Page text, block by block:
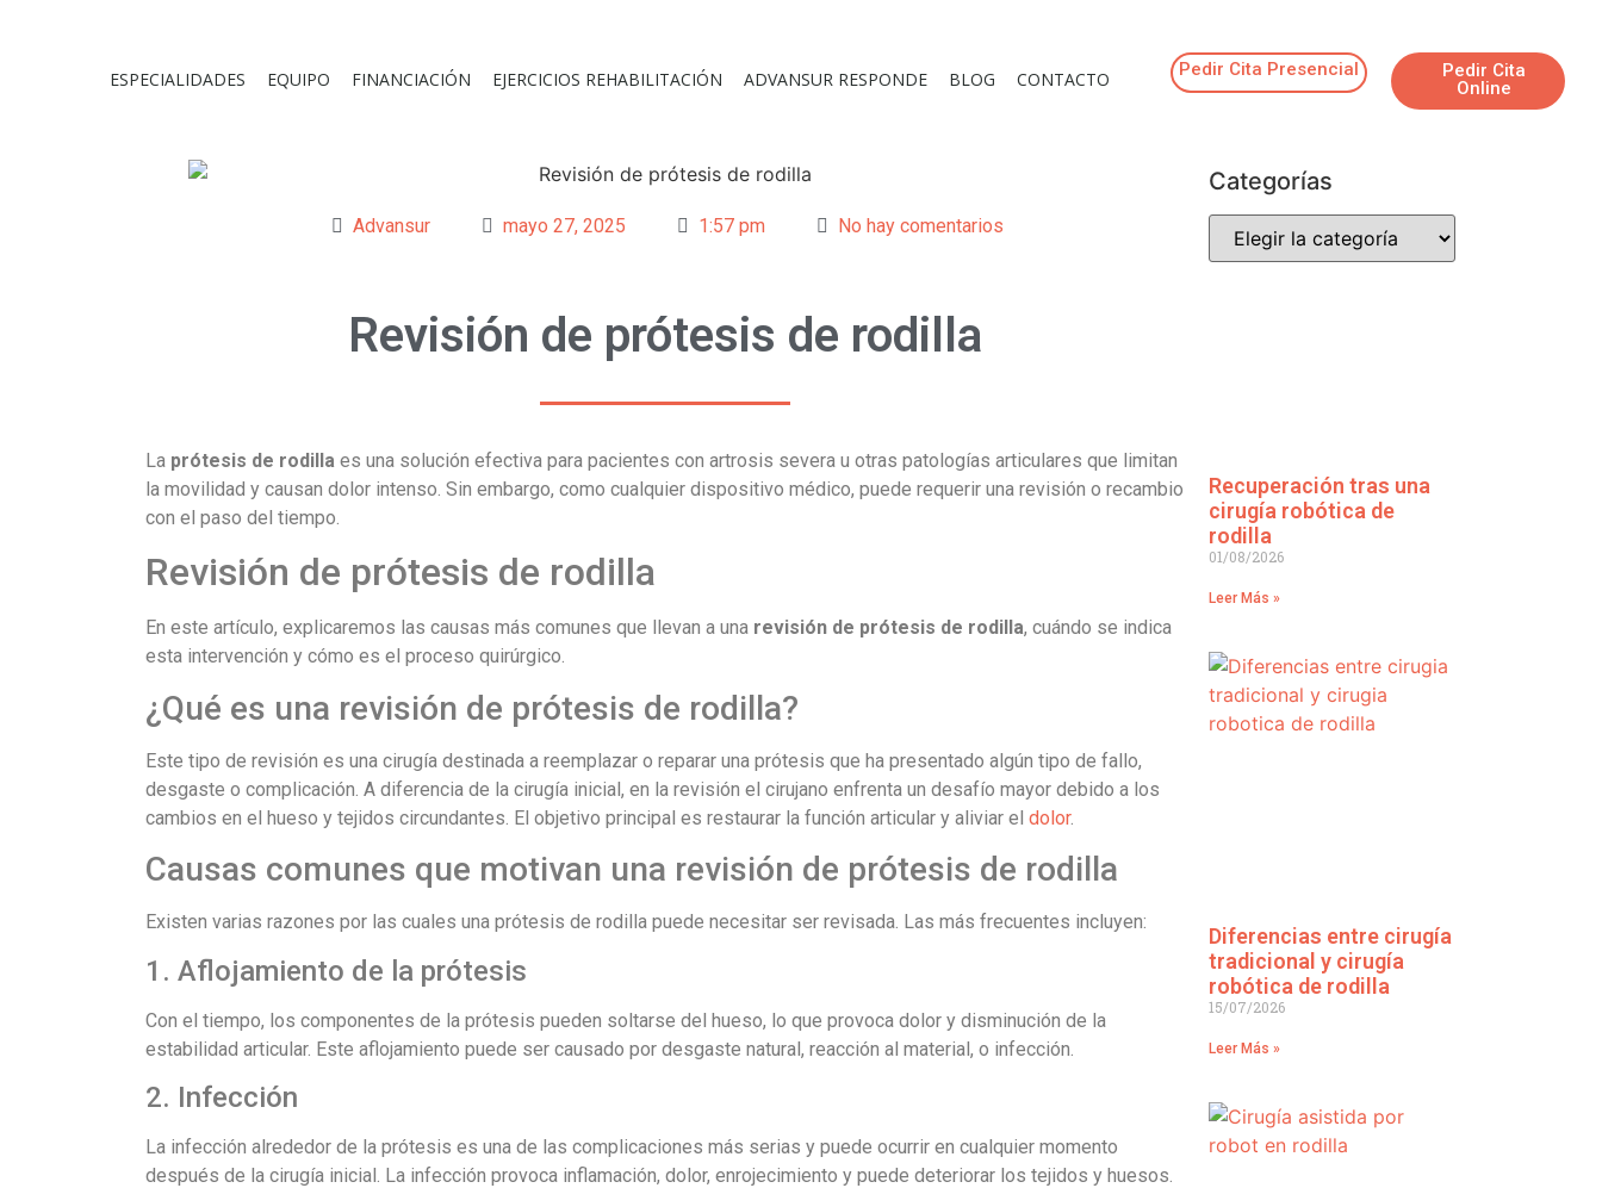
ESPECIALIDADES EQUIPO FINANCIACIÓN EJERCICIOS REHABILITACIÓN ADVANSUR RESPONDE BLOG CONTACTO Pedir Cita Presencial
Pedir Cita
Online
Advansur mayo 27, 2025 1:57 pm No hay comentarios
Revisión de prótesis de rodilla
La prótesis de rodilla es una solución efectiva para pacientes con artrosis severa u otras patologías articulares que limitan
la movilidad y causan dolor intenso. Sin embargo, como cualquier dispositivo médico, puede requerir una revisión o recambio
con el paso del tiempo.
Revisión de prótesis de rodilla
En este artículo, explicaremos las causas más comunes que llevan a una revisión de prótesis de rodilla, cuándo se indica
esta intervención y cómo es el proceso quirúrgico.
¿Qué es una revisión de prótesis de rodilla?
Este tipo de revisión es una cirugía destinada a reemplazar o reparar una prótesis que ha presentado algún tipo de fallo,
desgaste o complicación. A diferencia de la cirugía inicial, en la revisión el cirujano enfrenta un desafío mayor debido a los
cambios en el hueso y tejidos circundantes. El objetivo principal es restaurar la función articular y aliviar el dolor.
Causas comunes que motivan una revisión de prótesis de rodilla
Existen varias razones por las cuales una prótesis de rodilla puede necesitar ser revisada. Las más frecuentes incluyen:
1. Aflojamiento de la prótesis
Con el tiempo, los componentes de la prótesis pueden soltarse del hueso, lo que provoca dolor y disminución de la
estabilidad articular. Este aflojamiento puede ser causado por desgaste natural, reacción al material, o infección.
2. Infección
La infección alrededor de la prótesis es una de las complicaciones más serias y puede ocurrir en cualquier momento
después de la cirugía inicial. La infección provoca inflamación, dolor, enrojecimiento y puede deteriorar los tejidos y huesos.
Categorías
Recuperación tras una
cirugía robótica de
rodilla
01/08/2026
Leer Más »
Diferencias entre cirugía
tradicional y cirugía
robótica de rodilla
15/07/2026
Leer Más »